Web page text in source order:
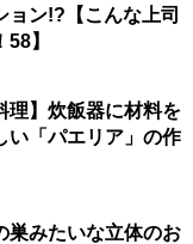
ョン!?【こんな上司
58】
理】炊飯器に材料を
い「パエリア」の作
巣みたいな立体のお